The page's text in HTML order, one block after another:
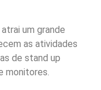
um grande
as atividades
de stand up
monitores.